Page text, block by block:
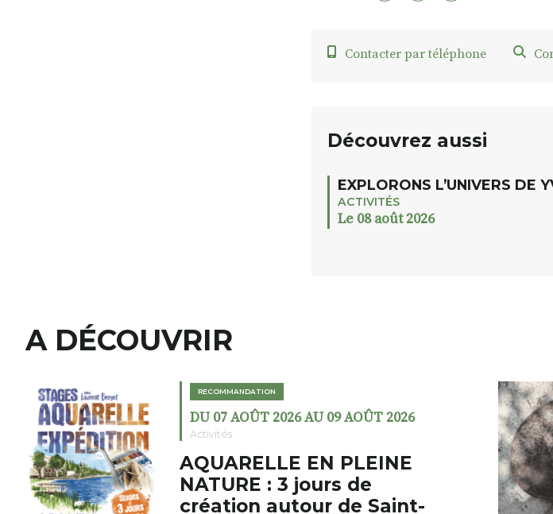
Contacter par téléphone
Découvrez aussi
EXPLORONS L’UNIVERS DE
ACTIVITÉS
Le 08 août 2026
A DÉCOUVRIR
RECOMMANDATION
DU 07 AOÛT 2026 AU 09 AOÛT 2026
Activités
AQUARELLE EN PLEINE
NATURE : 3 jours de
création autour de Saint-